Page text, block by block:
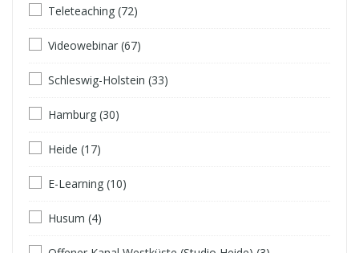
Teleteaching (72)
Videowebinar (67)
Schleswig-Holstein (33)
Hamburg (30)
Heide (17)
E-Learning (10)
Husum (4)